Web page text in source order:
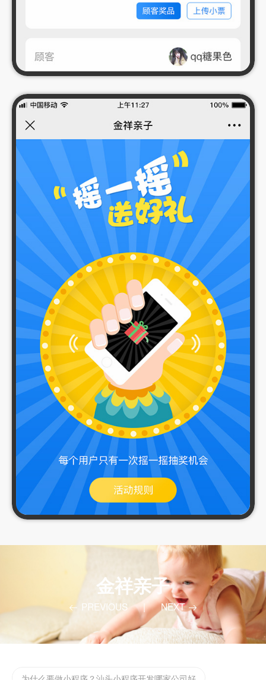
金祥亲子
PREVIOUS | NEXT
实体店如何渡过2022年难过，开发app/小程序的好处
企业微信二次开发请找云海网络科技微信定制开发